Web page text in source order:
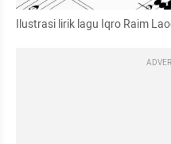
Ilustrasi lirik lagu Iqro Raim